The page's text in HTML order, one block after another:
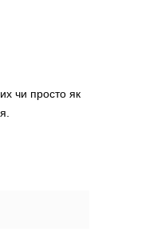
чи просто як